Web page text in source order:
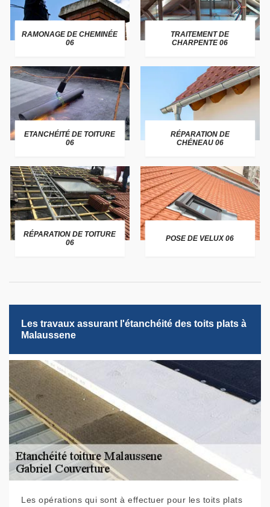
RAMONAGE DE CHEMINÉE
06
TRAITEMENT DE
CHARPENTE 06
ETANCHÉITÉ DE TOITURE
06
RÉPARATION DE
CHÉNEAU 06
RÉPARATION DE TOITURE
06
POSE DE VELUX 06
Les travaux assurant l'étanchéité des toits plats à
Malaussene
Les opérations qui sont à effectuer pour les toits plats